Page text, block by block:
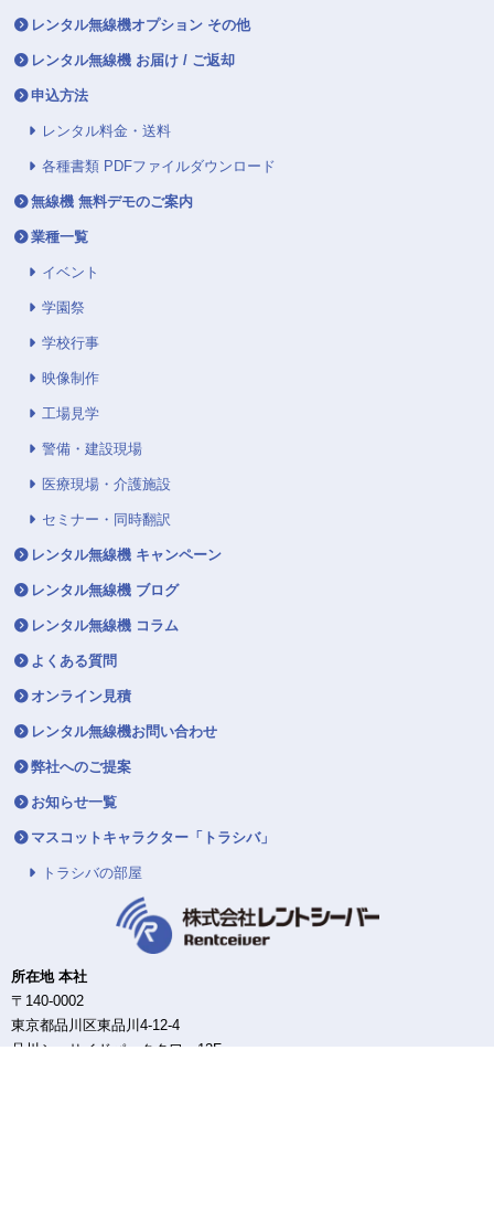
レンタル無線機オプション その他
レンタル無線機 お届け / ご返却
申込方法
レンタル料金・送料
各種書類 PDFファイルダウンロード
無線機 無料デモのご案内
業種一覧
イベント
学園祭
学校行事
映像制作
工場見学
警備・建設現場
医療現場・介護施設
セミナー・同時翻訳
レンタル無線機 キャンペーン
レンタル無線機 ブログ
レンタル無線機 コラム
よくある質問
オンライン見積
レンタル無線機お問い合わせ
弊社へのご提案
お知らせ一覧
マスコットキャラクター「トラシバ」
トラシバの部屋
所在地 本社
〒140-0002
東京都品川区東品川4-12-4
品川シーサイドパークタワー12F